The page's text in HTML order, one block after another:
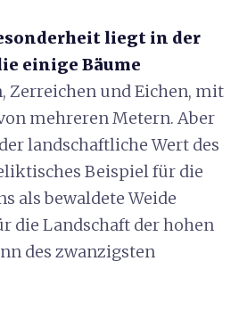
liegt in der
einige Bäume
Zerreichen und Eichen, mit
mehreren Metern. Aber
landschaftliche Wert des
Beispiel für die
als bewaldete Weide
die Landschaft der hohen
des zwanzigsten